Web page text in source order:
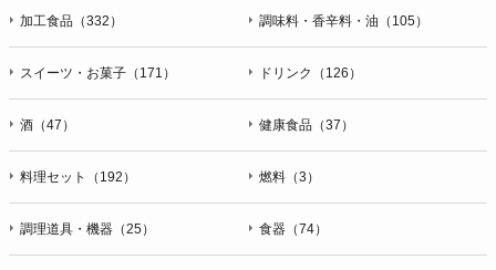
加工食品（332） 調味料・香辛料・油（105）
スイーツ・お菓子（171） ドリンク（126）
酒（47） 健康食品（37）
料理セット（192） 燃料（3）
調理道具・機器（25） 食器（74）